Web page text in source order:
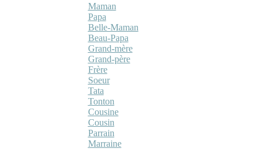
Maman
Papa
Belle-Maman
Beau-Papa
Grand-mère
Grand-père
Frère
Soeur
Tata
Tonton
Cousine
Cousin
Parrain
Marraine